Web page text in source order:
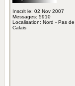
Inscrit le: 02 Nov 2007
Messages: 5910
Localisation: Nord - Pas de
Calais